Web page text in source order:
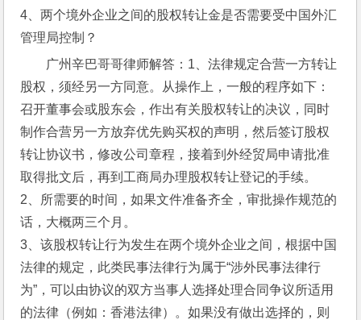
4、两个境外企业之间的股权转让金是否需要受中国外汇
管理局控制？
广州辛巴哥哥律师解答：1、法律规定合营一方转让
股权，须经另一方同意。从操作上，一般的程序如下：
召开董事会或股东会，作出有关股权转让的决议，同时
制作合营另一方放弃优先购买权的声明，然后签订股权
转让协议书，修改公司章程，接着到外经贸局申请批准
取得批文后，再到工商局办理股权转让登记的手续。
2、所需要的时间，如果文件准备齐全，审批操作规范的
话，大概两三个月。
3、该股权转让行为发生在两个境外企业之间，根据中国
法律的规定，此类民事法律行为属于“涉外民事法律行
为”，可以由协议的双方当事人选择处理合同争议所适用
的法律（例如：香港法律）。如果没有做出选择的，则